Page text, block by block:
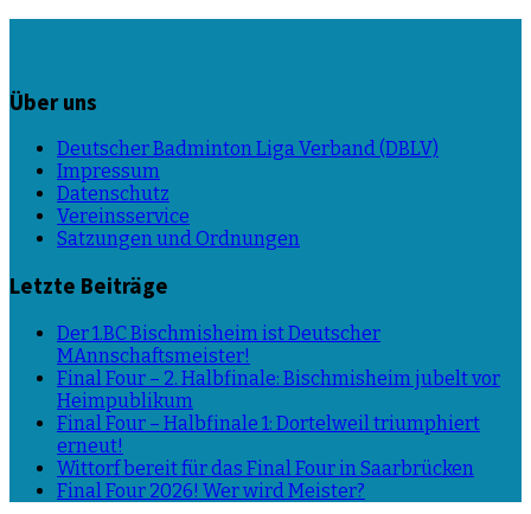
Über uns
Deutscher Badminton Liga Verband (DBLV)
Impressum
Datenschutz
Vereinsservice
Satzungen und Ordnungen
Letzte Beiträge
Der 1.BC Bischmisheim ist Deutscher
MAnnschaftsmeister!
Final Four – 2. Halbfinale: Bischmisheim jubelt vor
Heimpublikum
Final Four – Halbfinale 1: Dortelweil triumphiert
erneut!
Wittorf bereit für das Final Four in Saarbrücken
Final Four 2026! Wer wird Meister?